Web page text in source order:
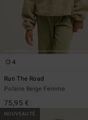
4
Run The Road
Polaire Beige Femme
75,95 €
NOUVEAUTÉ